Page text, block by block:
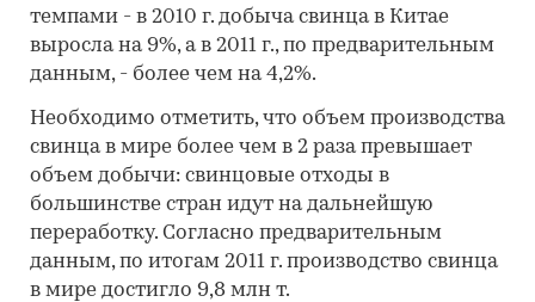
темпами - в 2010 г. добыча свинца в Китае
выросла на 9%, а в 2011 г., по предварительным
данным, - более чем на 4,2%.
Необходимо отметить, что объем производства
свинца в мире более чем в 2 раза превышает
объем добычи: свинцовые отходы в
большинстве стран идут на дальнейшую
переработку. Согласно предварительным
данным, по итогам 2011 г. производство свинца
в мире достигло 9,8 млн т.